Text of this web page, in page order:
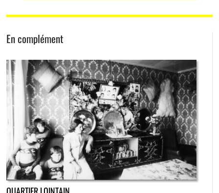
En complément